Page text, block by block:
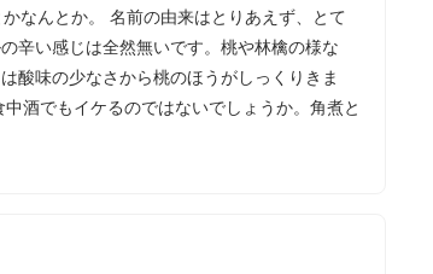
なんとか。 名前の由来はとりあえず、とて
辛い感じは全然無いです。桃や林檎の様な
酸味の少なさから桃のほうがしっくりきま
酒でもイケるのではないでしょうか。角煮と